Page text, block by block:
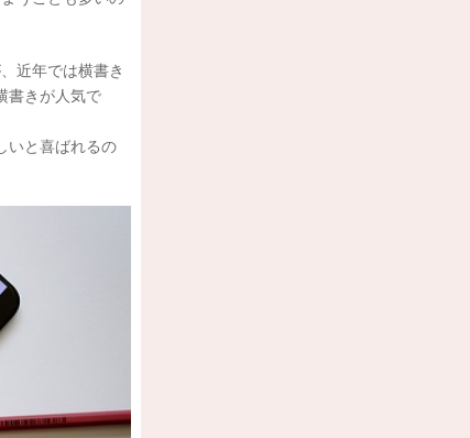
近年では横書き
書きが人気で
いと喜ばれるの